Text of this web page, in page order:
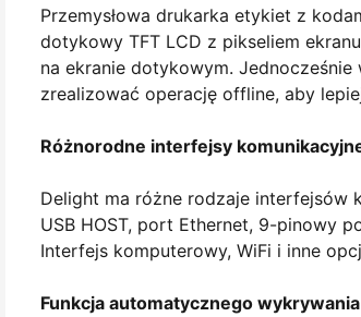
Przemysłowa drukarka etykiet z
dotykowy TFT LCD z pikseliem
na ekranie dotykowym. Jednocześnie
zrealizować operację offline, aby
Różnorodne interfejsy
Delight ma różne rodzaje interfejsów
USB HOST, port Ethernet, 9-pinowy
Interfejs komputerowy, WiFi i inne
Funkcja automatycznego